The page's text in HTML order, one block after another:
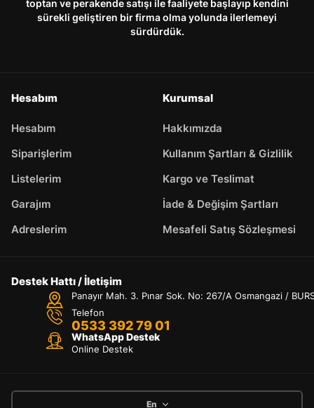
toptan ve perakende satışı ile faaliyete başlayıp kendini
sürekli geliştiren bir firma olma yolunda ilerlemeyi
sürdürdük.
Hesabım
Hesabım
Siparişlerim
Listelerim
Garajım
Adreslerim
Kurumsal
Hakkımızda
Kullanım Şartları & Gizlilik
Kargo ve Teslimat
İade & Değişim Şartları
Mesafeli Satış Sözleşmesi
Destek Hattı / İletişim
Panayır Mah. 3. Pınar Sok. No: 267/A Osmangazi /
Telefon
0533 392 79 01
WhatsApp Destek
Online Destek
En